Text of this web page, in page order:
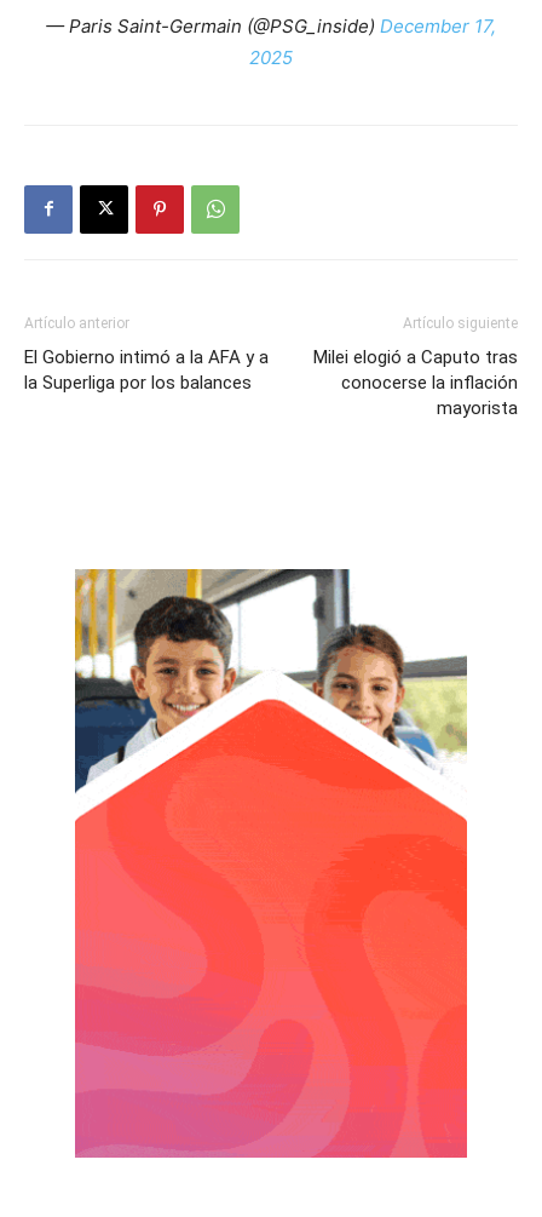
— Paris Saint-Germain (@PSG_inside) December 17,
2025
Artículo anterior
El Gobierno intimó a la AFA y a
la Superliga por los balances
Artículo siguiente
Milei elogió a Caputo tras
conocerse la inflación
mayorista